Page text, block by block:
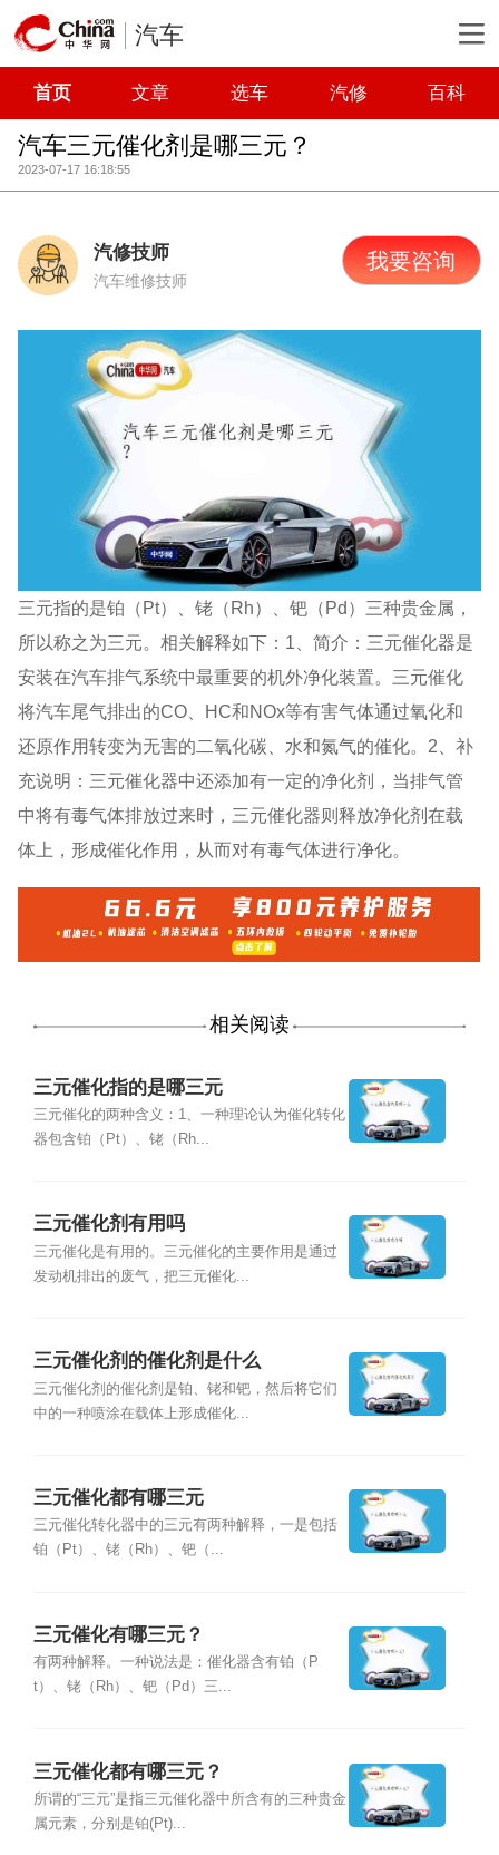
汽车
首页 文章 选车 汽修 百科
汽车三元催化剂是哪三元？
2023-07-17 16:18:55
汽修技师
汽车维修技师
我要咨询
三元指的是铂（Pt）、铑（Rh）、钯（Pd）三种贵金属，
所以称之为三元。相关解释如下：1、简介：三元催化器是
安装在汽车排气系统中最重要的机外净化装置。三元催化
将汽车尾气排出的CO、HC和NOx等有害气体通过氧化和
还原作用转变为无害的二氧化碳、水和氮气的催化。2、补
充说明：三元催化器中还添加有一定的净化剂，当排气管
中将有毒气体排放过来时，三元催化器则释放净化剂在载
体上，形成催化作用，从而对有毒气体进行净化。
相关阅读
三元催化指的是哪三元
三元催化的两种含义：1、一种理论认为催化转化
器包含铂（Pt）、铑（Rh...
三元催化剂有用吗
三元催化是有用的。三元催化的主要作用是通过
发动机排出的废气，把三元催化...
三元催化剂的催化剂是什么
三元催化剂的催化剂是铂、铑和钯，然后将它们
中的一种喷涂在载体上形成催化...
三元催化都有哪三元
三元催化转化器中的三元有两种解释，一是包括
铂（Pt）、铑（Rh）、钯（...
三元催化有哪三元？
有两种解释。一种说法是：催化器含有铂（P
t）、铑（Rh）、钯（Pd）三...
三元催化都有哪三元？
所谓的“三元”是指三元催化器中所含有的三种贵金
属元素，分别是铂(Pt)...